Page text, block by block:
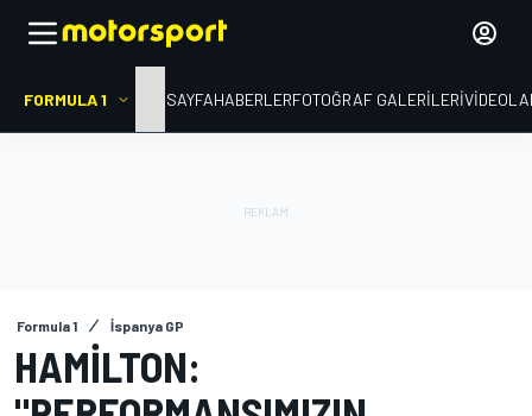
FORMULA 1 ANA SAYFAHABERLERFOTOĞRAF GALERILERI
Formula 1 İspanya GP
HAMILTON: